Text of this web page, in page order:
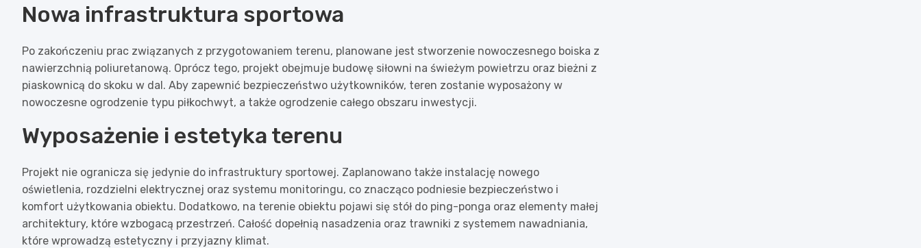
Nowa infrastruktura sportowa
Po zakończeniu prac związanych z przygotowaniem terenu, planowane jest stworzenie nowoczesnego boiska z
nawierzchnią poliuretanową. Oprócz tego, projekt obejmuje budowę siłowni na świeżym powietrzu oraz bieżni z
piaskownicą do skoku w dal. Aby zapewnić bezpieczeństwo użytkowników, teren zostanie wyposażony w
nowoczesne ogrodzenie typu piłkochwyt, a także ogrodzenie całego obszaru inwestycji.
Wyposażenie i estetyka terenu
Projekt nie ogranicza się jedynie do infrastruktury sportowej. Zaplanowano także instalację nowego
oświetlenia, rozdzielni elektrycznej oraz systemu monitoringu, co znacząco podniesie bezpieczeństwo i
komfort użytkowania obiektu. Dodatkowo, na terenie obiektu pojawi się stół do ping-ponga oraz elementy małej
architektury, które wzbogacą przestrzeń. Całość dopełnią nasadzenia oraz trawniki z systemem nawadniania,
które wprowadzą estetyczny i przyjazny klimat.